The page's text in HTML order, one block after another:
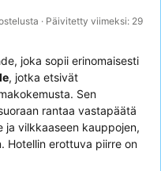
· Päivitetty viimeksi: 29
joka sopii erinomaisesti
, jotka etsivät
Sen
rantaa vastapäätä
ja vilkkaaseen kauppojen,
Hotellin erottuva piirre on